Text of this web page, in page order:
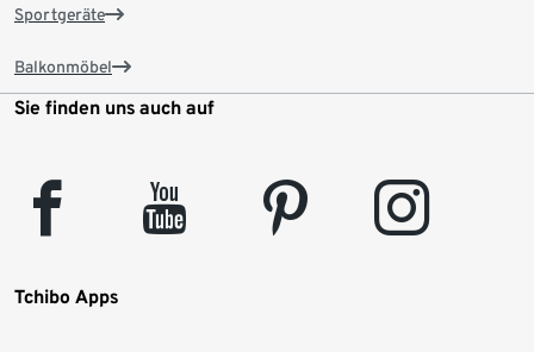
Sportgeräte
Balkonmöbel
Sie finden uns auch auf
facebook youtube pinterest instagram
Tchibo Apps